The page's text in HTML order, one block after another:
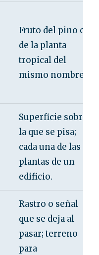
Fruto del pino o
de la planta
tropical del
mismo nombre.
Superficie sobre
la que se pisa;
cada una de las
plantas de un
edificio.
Rastro o señal
que se deja al
pasar; terreno
para